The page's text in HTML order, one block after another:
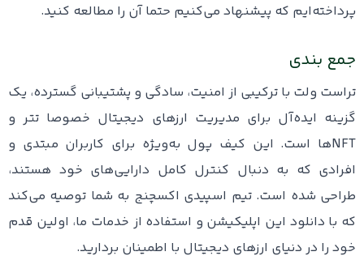
پرداخته‌ایم که پیشنهاد می‌کنیم حتما آن را مطالعه کنید.
جمع بندی
تراست ولت با ترکیبی از امنیت، سادگی و پشتیبانی گسترده، یک
گزینه ایده‌آل برای مدیریت ارزهای دیجیتال خصوصا تتر و
NFTها است. این کیف پول به‌ویژه برای کاربران مبتدی و
افرادی که به دنبال کنترل کامل دارایی‌های خود هستند،
طراحی شده است. تیم اسپیدی اکسچنج به شما توصیه می‌کند
که با دانلود این اپلیکیشن و استفاده از خدمات ما، اولین قدم
خود را در دنیای ارزهای دیجیتال با اطمینان بردارید.